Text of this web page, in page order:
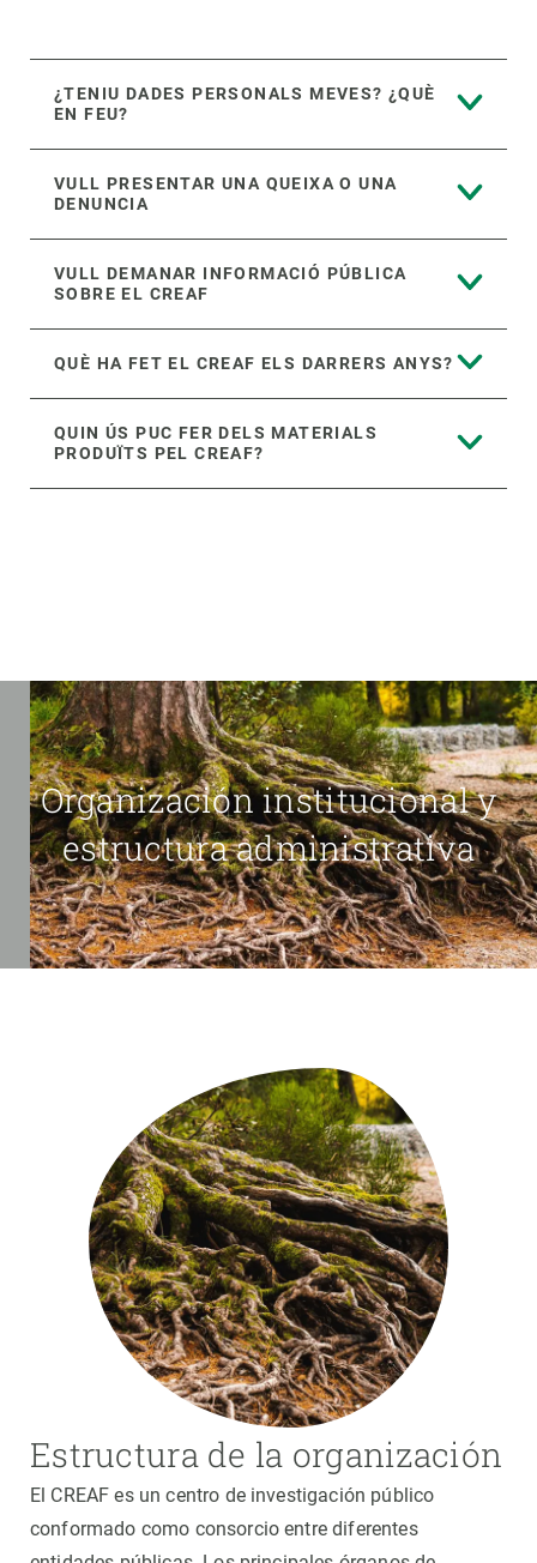
¿TENIU DADES PERSONALS MEVES? ¿QUÈ
EN FEU?
VULL PRESENTAR UNA QUEIXA O UNA
DENUNCIA
VULL DEMANAR INFORMACIÓ PÚBLICA
SOBRE EL CREAF
QUÈ HA FET EL CREAF ELS DARRERS ANYS?
QUIN ÚS PUC FER DELS MATERIALS
PRODUÏTS PEL CREAF?
Organización institucional y
estructura administrativa
Estructura de la organización
El CREAF es un centro de investigación público
conformado como consorcio entre diferentes